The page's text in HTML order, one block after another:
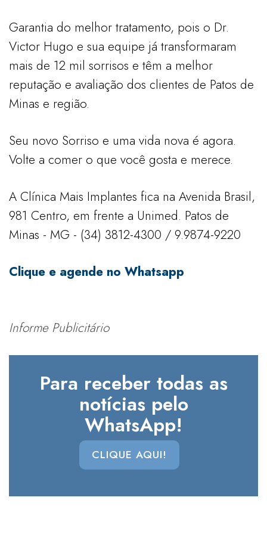
Garantia do melhor tratamento, pois o Dr.
Victor Hugo e sua equipe já transformaram
mais de 12 mil sorrisos e têm a melhor
reputação e avaliação dos clientes de Patos de
Minas e região.
Seu novo Sorriso e uma vida nova é agora.
Volte a comer o que você gosta e merece.
A Clínica Mais Implantes fica na Avenida Brasil,
981 Centro, em frente a Unimed. Patos de
Minas - MG - (34) 3812-4300 / 9.9874-9220
Clique e agende no Whatsapp
Informe Publicitário
Para receber todas as
notícias pelo
WhatsApp!
CLIQUE AQUI!